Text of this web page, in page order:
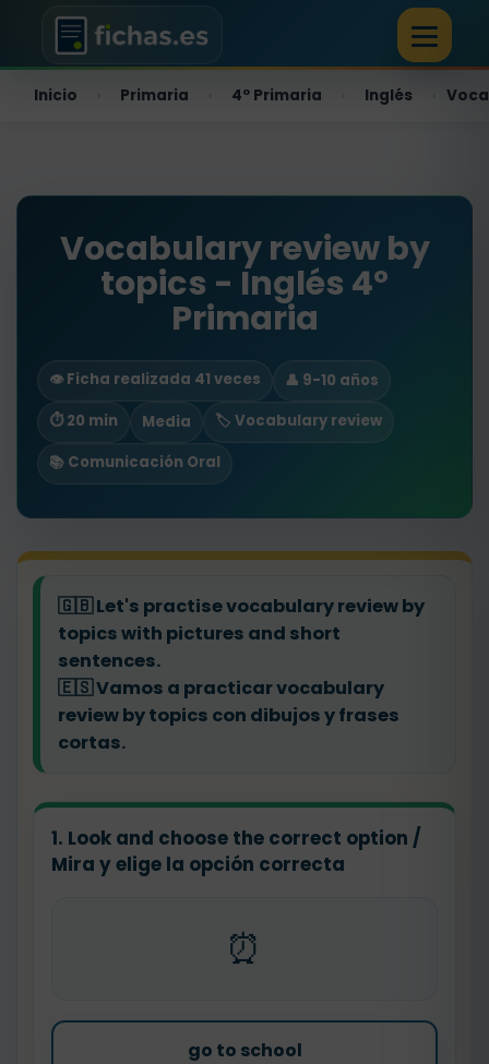
Inicio Primaria 4º Primaria Inglés
Vocabulary review by
topics - Inglés 4º
Primaria
👁️ Ficha realizada 41 veces
👤 9-10 años
⏱ 20 min
Media
🏷️ Vocabulary review
📚 Comunicación Oral
🇬🇧Let's practise vocabulary review by
topics with pictures and short
sentences.
🇪🇸Vamos a practicar vocabulary
review by topics con dibujos y frases
cortas.
1. Look and choose the correct option /
Mira y elige la opción correcta
⏰
go to school